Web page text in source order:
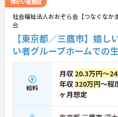
社会福祉法人おおぞら会【つなぐなか
会
【東京都／三鷹市】嬉
い者グループホームでの
給料
月収 20.3万円～
年収320万円～程
ヶ月想定